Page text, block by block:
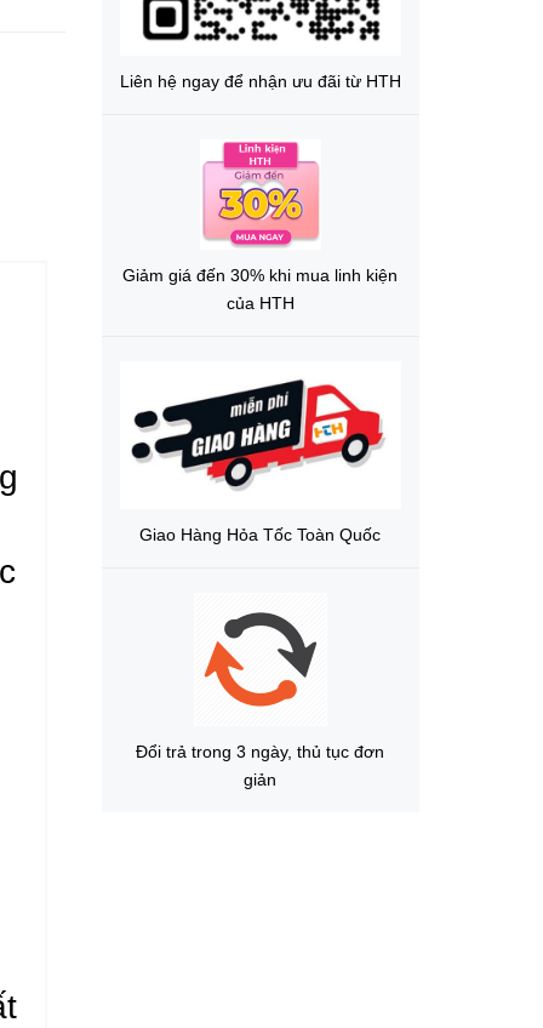
Liên hệ ngay để nhận ưu đãi từ HTH
Giảm giá đến 30% khi mua linh kiện
của HTH
Giao Hàng Hỏa Tốc Toàn Quốc
Đổi trả trong 3 ngày, thủ tục đơn
giản